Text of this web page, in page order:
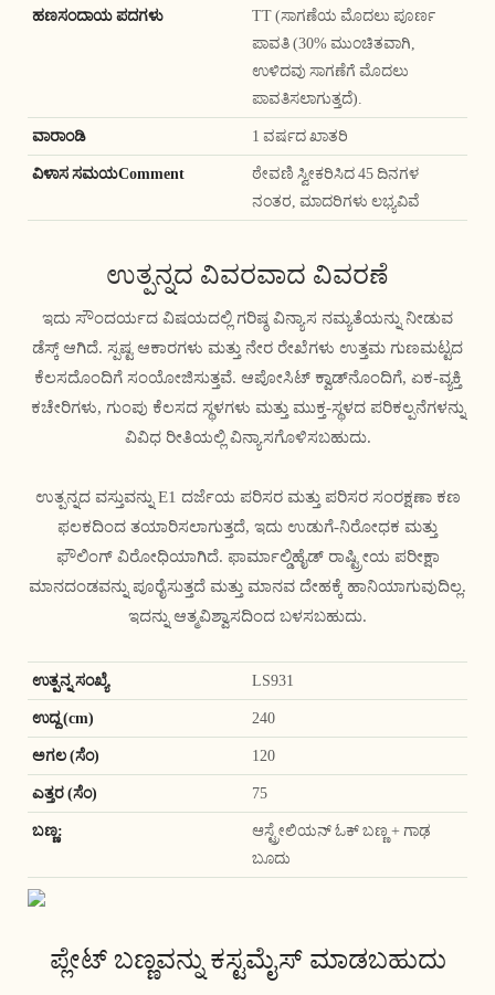
ಹಣಸಂದಾಯ ಪದಗಳು
TT (ಸಾಗಣೆಯ ಮೊದಲು ಪೂರ್ಣ
ಪಾವತಿ (30% ಮುಂಚಿತವಾಗಿ,
ಉಳಿದವು ಸಾಗಣೆಗೆ ಮೊದಲು
ಪಾವತಿಸಲಾಗುತ್ತದೆ).
ವಾರಾಂಡಿ 1 ವರ್ಷದ ಖಾತರಿ
ವಿಳಾಸ ಸಮಯComment
ಠೇವಣಿ ಸ್ವೀಕರಿಸಿದ 45 ದಿನಗಳ
ನಂತರ, ಮಾದರಿಗಳು ಲಭ್ಯವಿವೆ
ಉತ್ಪನ್ನದ ವಿವರವಾದ ವಿವರಣೆ
ಇದು ಸೌಂದರ್ಯದ ವಿಷಯದಲ್ಲಿ ಗರಿಷ್ಠ ವಿನ್ಯಾಸ ನಮ್ಯತೆಯನ್ನು ನೀಡುವ
ಡೆಸ್ಕ್ ಆಗಿದೆ. ಸ್ಪಷ್ಟ ಆಕಾರಗಳು ಮತ್ತು ನೇರ ರೇಖೆಗಳು ಉತ್ತಮ ಗುಣಮಟ್ಟದ
ಕೆಲಸದೊಂದಿಗೆ ಸಂಯೋಜಿಸುತ್ತವೆ. ಆಪೋಸಿಟ್ ಕ್ವಾಡ್‌ನೊಂದಿಗೆ, ಏಕ-ವ್ಯಕ್ತಿ
ಕಚೇರಿಗಳು, ಗುಂಪು ಕೆಲಸದ ಸ್ಥಳಗಳು ಮತ್ತು ಮುಕ್ತ-ಸ್ಥಳದ ಪರಿಕಲ್ಪನೆಗಳನ್ನು
ವಿವಿಧ ರೀತಿಯಲ್ಲಿ ವಿನ್ಯಾಸಗೊಳಿಸಬಹುದು.
ಉತ್ಪನ್ನದ ವಸ್ತುವನ್ನು E1 ದರ್ಜೆಯ ಪರಿಸರ ಮತ್ತು ಪರಿಸರ ಸಂರಕ್ಷಣಾ ಕಣ
ಫಲಕದಿಂದ ತಯಾರಿಸಲಾಗುತ್ತದೆ, ಇದು ಉಡುಗೆ-ನಿರೋಧಕ ಮತ್ತು
ಫೌಲಿಂಗ್ ವಿರೋಧಿಯಾಗಿದೆ. ಫಾರ್ಮಾಲ್ಡಿಹೈಡ್ ರಾಷ್ಟ್ರೀಯ ಪರೀಕ್ಷಾ
ಮಾನದಂಡವನ್ನು ಪೂರೈಸುತ್ತದೆ ಮತ್ತು ಮಾನವ ದೇಹಕ್ಕೆ ಹಾನಿಯಾಗುವುದಿಲ್ಲ.
ಇದನ್ನು ಆತ್ಮವಿಶ್ವಾಸದಿಂದ ಬಳಸಬಹುದು.
ಉತ್ಪನ್ನ ಸಂಖ್ಯೆ LS931
ಉದ್ದ (cm) 240
ಅಗಲ (ಸೆಂ) 120
ಎತ್ತರ (ಸೆಂ) 75
ಬಣ್ಣ:
ಆಸ್ಟ್ರೇಲಿಯನ್ ಓಕ್ ಬಣ್ಣ + ಗಾಢ
ಬೂದು
ಪ್ಲೇಟ್ ಬಣ್ಣವನ್ನು ಕಸ್ಟಮೈಸ್ ಮಾಡಬಹುದು